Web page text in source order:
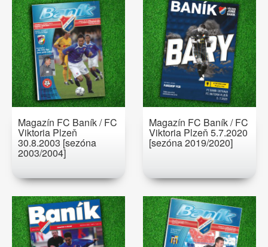
Magazín FC Baník / FC
Viktoria Plzeň
30.8.2003 [sezóna
2003/2004]
Magazín FC Baník / FC
Viktoria Plzeň 5.7.2020
[sezóna 2019/2020]